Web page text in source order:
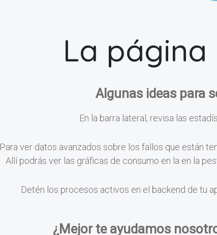
La
Algunas ideas para
En la barra lateral, revisa las
Para ver datos avanzados sobre los fallos que están
Allí podrás ver las gráficas de consumo en la en la
Detén los procesos activos en el backend de tu
¿Mejor te ayudamos